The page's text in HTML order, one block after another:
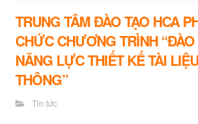
TRUNG TÂM ĐÀO TẠO HCA
CHỨC CHƯƠNG TRÌNH
NĂNG LỰC THIẾT KẾ TÀI
THÔNG”
Tin tức